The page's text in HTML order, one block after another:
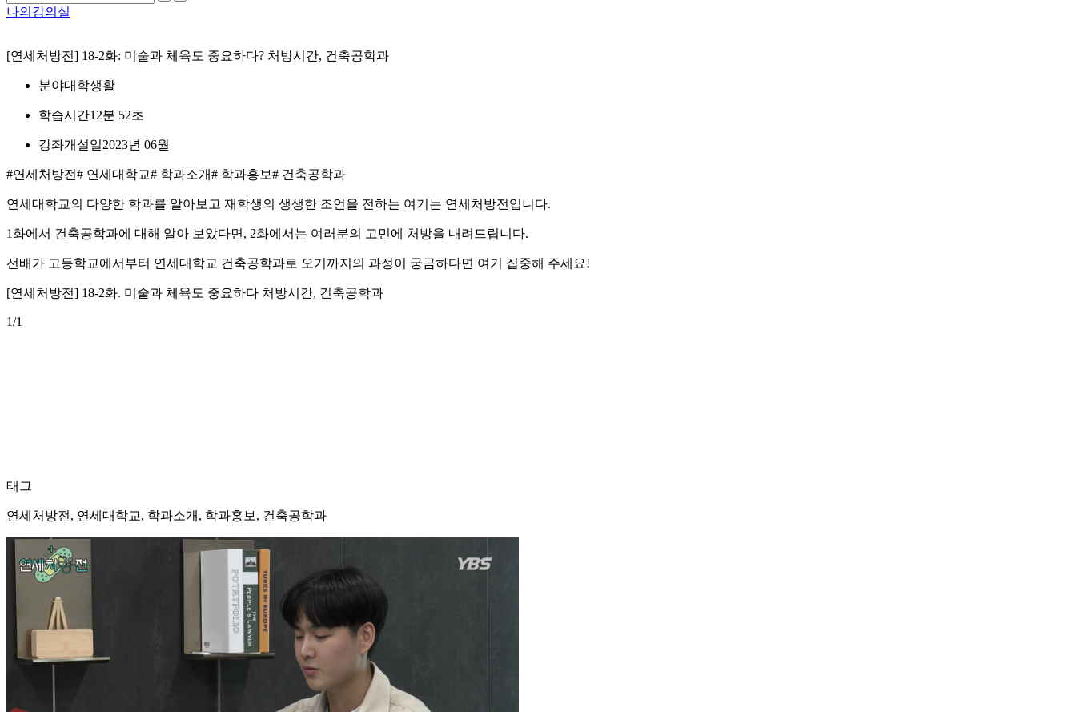
나의강의실
[연세처방전] 18-2화: 미술과 체육도 중요하다? 처방시간, 건축공학과
분야대학생활
학습시간12분 52초
강좌개설일2023년 06월
#연세처방전# 연세대학교# 학과소개# 학과홍보# 건축공학과
연세대학교의 다양한 학과를 알아보고 재학생의 생생한 조언을 전하는 여기는 연세처방전입니다.
1화에서 건축공학과에 대해 알아 보았다면, 2화에서는 여러분의 고민에 처방을 내려드립니다.
선배가 고등학교에서부터 연세대학교 건축공학과로 오기까지의 과정이 궁금하다면 여기 집중해 주세요!
[연세처방전] 18-2화. 미술과 체육도 중요하다 처방시간, 건축공학과
1/1
태그
연세처방전, 연세대학교, 학과소개, 학과홍보, 건축공학과